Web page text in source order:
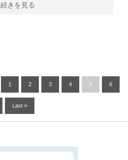
続きを見る
1 2 3 4 5 6
Last »